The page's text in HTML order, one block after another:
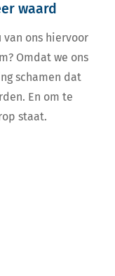
waard
van ons hiervoor
Omdat we ons
schamen dat
En om te
staat.